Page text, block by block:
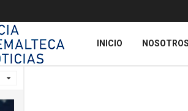
INICIO NOSOTROS